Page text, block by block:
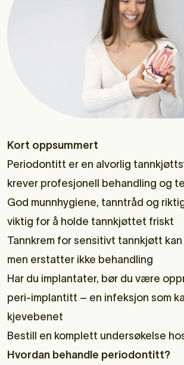
Kort oppsummert
Periodontitt er en alvorlig
krever profesjonell behandling og
God munnhygiene, tanntråd og
viktig for å holde tannkjøttet friskt
Tannkrem for sensitivt tannkjøtt
men erstatter ikke behandling
Har du implantater, bør du være
peri-implantitt – en infeksjon som
kjevebenet
Bestill en komplett undersøkelse
Hvordan behandle periodontitt?